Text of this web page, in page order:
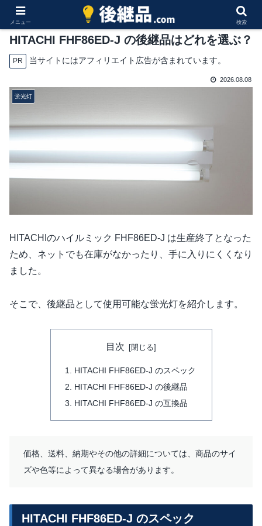
HITACHI FHF86ED-J の後継品はどれを選ぶ？
PR 当サイトにはアフィリエイト広告が含まれています。
2026.08.08
蛍光灯
HITACHIのハイルミック FHF86ED-J は生産終了となった
ため、ネットでも在庫がなかったり、手に入りにくくなり
ました。
そこで、後継品として使用可能な蛍光灯を紹介します。
目次
HITACHI FHF86ED-J のスペック
HITACHI FHF86ED-J の後継品
HITACHI FHF86ED-J の互換品
価格、送料、納期やその他の詳細については、商品のサイ
ズや色等によって異なる場合があります。
HITACHI FHF86ED-J のスペック
メニュー 検索